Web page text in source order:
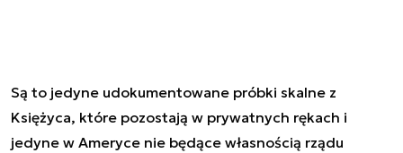
Są to jedyne udokumentowane próbki skalne z
Księżyca, które pozostają w prywatnych rękach i
jedyne w Ameryce nie będące własnością rządu